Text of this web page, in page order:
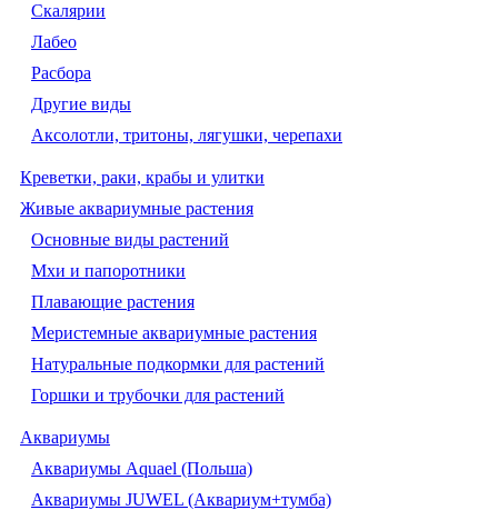
Скалярии
Лабео
Расбора
Другие виды
Аксолотли, тритоны, лягушки, черепахи
Креветки, раки, крабы и улитки
Живые аквариумные растения
Основные виды растений
Мхи и папоротники
Плавающие растения
Меристемные аквариумные растения
Натуральные подкормки для растений
Горшки и трубочки для растений
Аквариумы
Аквариумы Aquael (Польша)
Аквариумы JUWEL (Аквариум+тумба)